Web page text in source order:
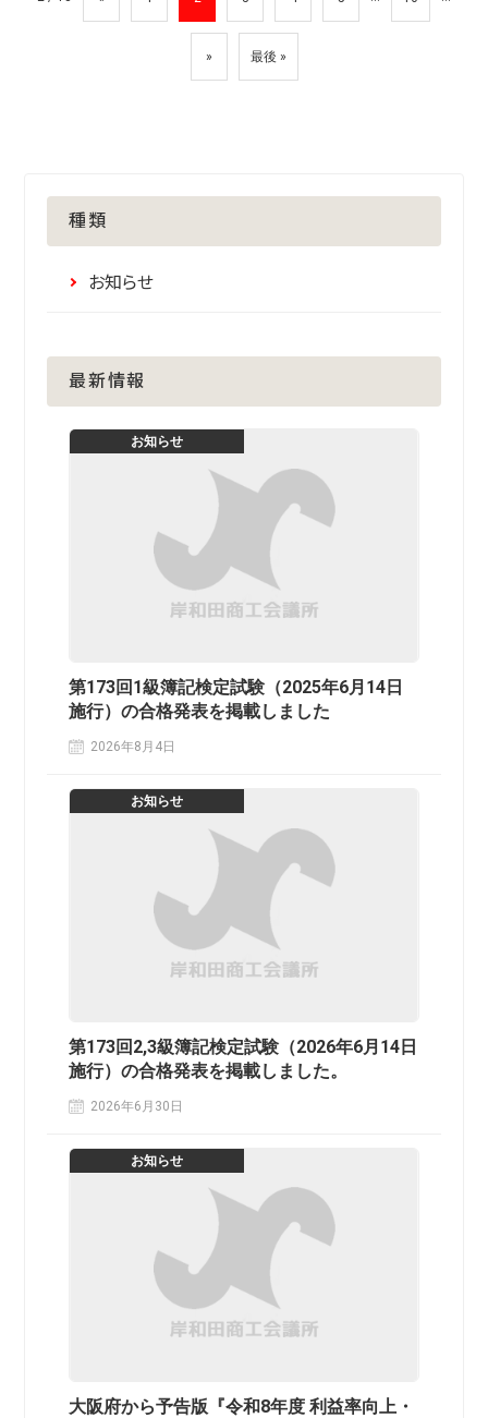
» 最後 »
種類
お知らせ
最新情報
お知らせ
第173回1級簿記検定試験（2025年6月14日
施行）の合格発表を掲載しました
2026年8月4日
お知らせ
第173回2,3級簿記検定試験（2026年6月14日
施行）の合格発表を掲載しました。
2026年6月30日
お知らせ
大阪府から予告版『令和8年度 利益率向上・